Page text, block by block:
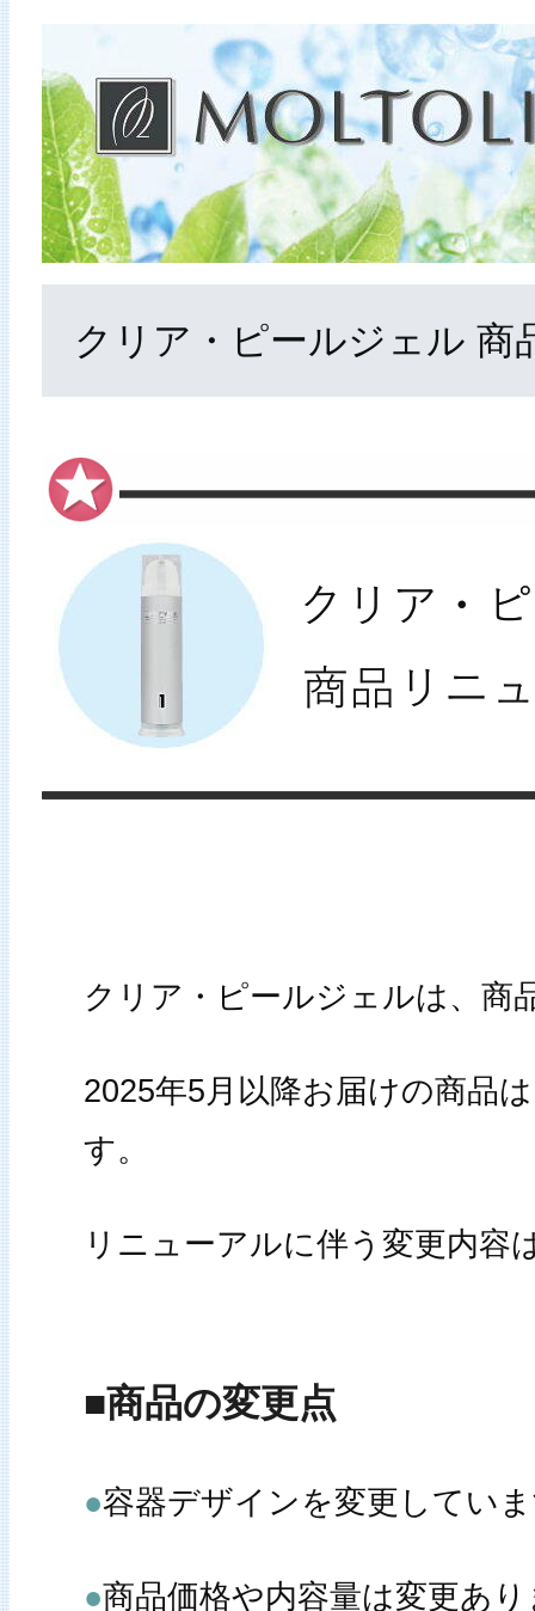
クリア・ピールジェル
クリア・ピールジェルは、商
2025年5月以降お届けの商品
す。
リニューアルに伴う変更内容
■商品の変更点
●容器デザインを変更してい
●商品価格や内容量は変更あ